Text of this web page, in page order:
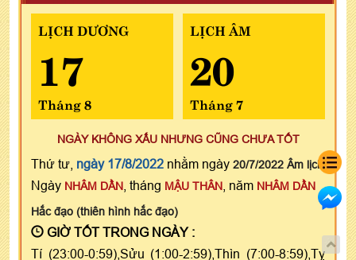
LỊCH DƯƠNG
17
Tháng 8
LỊCH ÂM
20
Tháng 7
NGÀY KHÔNG XẤU NHƯNG CŨNG CHƯA TỐT
Thứ tư, ngày 17/8/2022 nhằm ngày 20/7/2022 Âm lịch
Ngày NHÂM DẦN , tháng MẬU THÂN , năm NHÂM DẦN
Hắc đạo (thiên hình hắc đạo)
GIỜ TỐT TRONG NGÀY :
Tí (23:00-0:59),Sửu (1:00-2:59),Thìn (7:00-8:59),Tỵ